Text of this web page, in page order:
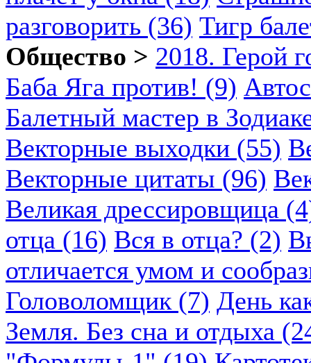
разговорить (36) Тигр
Общество > 2018. Герой
Баба Яга против! (9)
Балетный мастер в
Векторные выходки (55)
Векторные цитаты (96)
Великая дрессировщица
отца (16) Вся в отца? (2)
отличается умом и
Головоломщик (7) День
Земля. Без сна и отдыха